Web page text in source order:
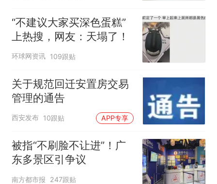
“不建议大家买深色蛋糕”
上热搜，网友：天塌了！
环球网资讯 109跟贴
关于规范回迁安置房交易
管理的通告
西安发布 10跟贴 APP专享
被指“不刷脸不让进”！广
东多景区引争议
南方都市报 247跟贴